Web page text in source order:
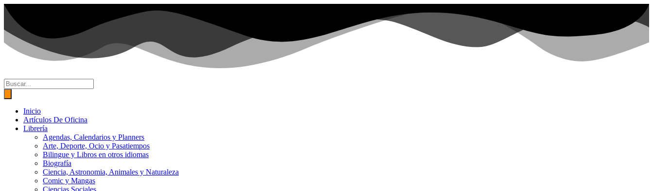
Ir
contenido
Búsqueda
de
productos
Inicio
Artículos De Oficina
Librería
Agendas, Calendarios y Planners
Arte, Deporte, Ocio y Pasatiempos
Bilingue y Libros en otros idiomas
Biografía
Ciencia, Astronomia, Animales y Naturaleza
Comic y Mangas
Ciencias Sociales